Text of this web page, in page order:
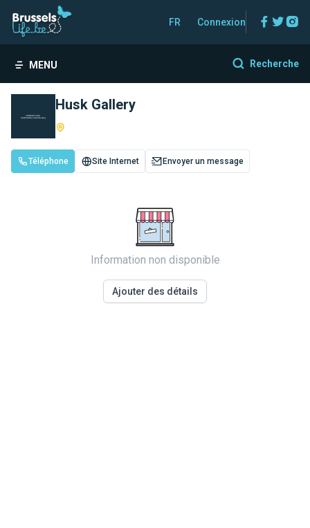
FR Connexion
MENU Recherche
Husk Gallery
Téléphone Site Internet Envoyer un message
Information non disponible
Ajouter des détails